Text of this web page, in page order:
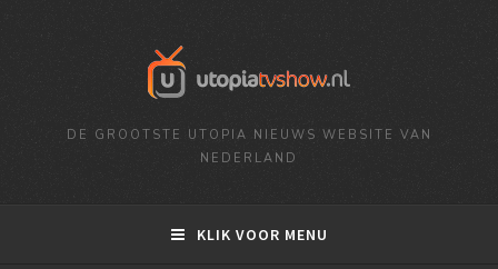
DE GROOTSTE UTOPIA NIEUWS WEBSITE VAN
NEDERLAND
KLIK VOOR MENU